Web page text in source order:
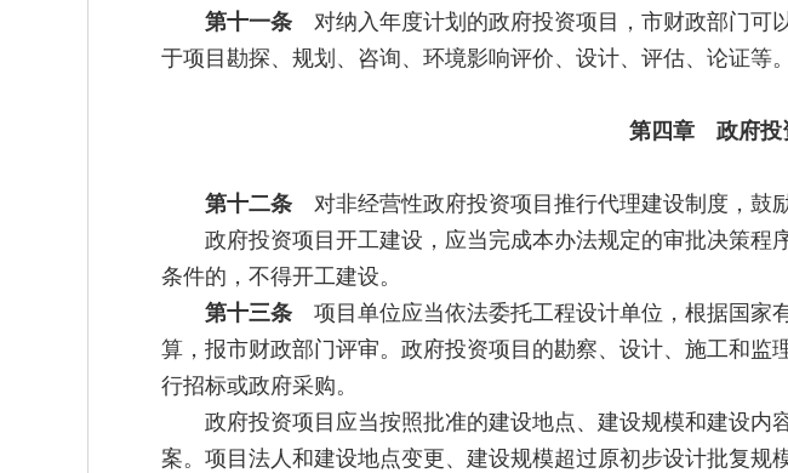
第十一条 对纳入年度计划的政府投资项目，市财政部门可
于项目勘探、规划、咨询、环境影响评价、设计、评估、论证等。
第四章 政府投
第十二条 对非经营性政府投资项目推行代理建设制度，鼓
政府投资项目开工建设，应当完成本办法规定的审批决策
条件的，不得开工建设。
第十三条 项目单位应当依法委托工程设计单位，根据国家
算，报市财政部门评审。政府投资项目的勘察、设计、施工和
行招标或政府采购。
政府投资项目应当按照批准的建设地点、建设规模和建设
案。项目法人和建设地点变更、建设规模超过原初步设计批复